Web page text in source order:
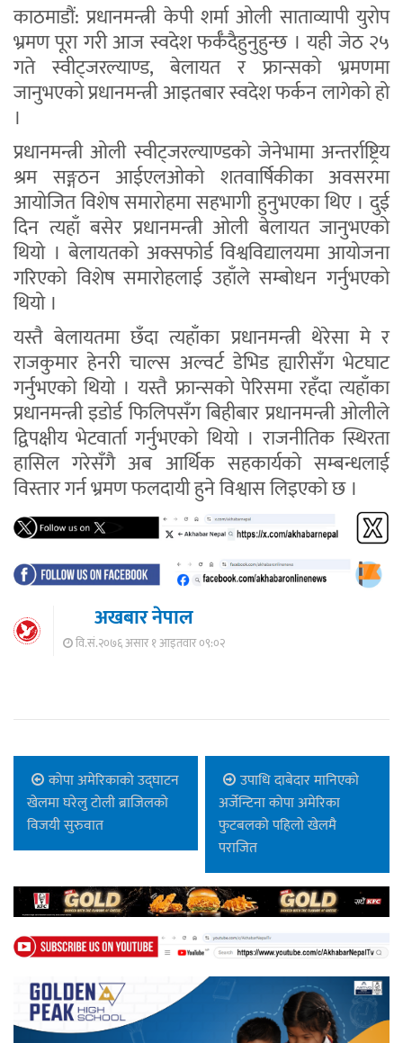
काठमाडौं: प्रधानमन्त्री केपी शर्मा ओली साताव्यापी युरोप
भ्रमण पूरा गरी आज स्वदेश फर्कँदैहुनुहुन्छ । यही जेठ २५
गते स्वीट्जरल्याण्ड, बेलायत र फ्रान्सको भ्रमणमा
जानुभएको प्रधानमन्त्री आइतबार स्वदेश फर्कन लागेको हो
।
प्रधानमन्त्री ओली स्वीट्जरल्याण्डको जेनेभामा अन्तर्राष्ट्रिय
श्रम सङ्गठन आईएलओको शतवार्षिकीका अवसरमा
आयोजित विशेष समारोहमा सहभागी हुनुभएका थिए । दुई
दिन त्यहाँ बसेर प्रधानमन्त्री ओली बेलायत जानुभएको
थियो । बेलायतको अक्सफोर्ड विश्वविद्यालयमा आयोजना
गरिएको विशेष समारोहलाई उहाँले सम्बोधन गर्नुभएको
थियो ।
यस्तै बेलायतमा छँदा त्यहाँका प्रधानमन्त्री थेरेसा मे र
राजकुमार हेनरी चाल्स अल्वर्ट डेभिड ह्यारीसँग भेटघाट
गर्नुभएको थियो । यस्तै फ्रान्सको पेरिसमा रहँदा त्यहाँका
प्रधानमन्त्री इडोर्ड फिलिपसँग बिहीबार प्रधानमन्त्री ओलीले
द्विपक्षीय भेटवार्ता गर्नुभएको थियो । राजनीतिक स्थिरता
हासिल गरेसँगै अब आर्थिक सहकार्यको सम्बन्धलाई
विस्तार गर्न भ्रमण फलदायी हुने विश्वास लिइएको छ ।
अखबार नेपाल
वि.सं.२०७६ असार १ आइतवार ०९:०२
कोपा अमेरिकाको उद्घाटन
खेलमा घरेलु टोली ब्राजिलको
विजयी सुरुवात
उपाधि दाबेदार मानिएको
अर्जेन्टिना कोपा अमेरिका
फुटबलको पहिलो खेलमै
पराजित